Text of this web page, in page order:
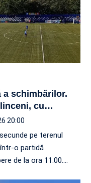
a schimbărilor.
cu…
20:00
pe terenul
o partidă
de la ora 11.00.…